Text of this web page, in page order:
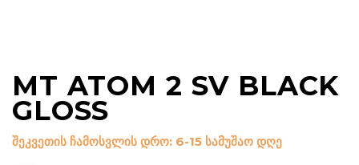
MT ATOM 2 SV BLACK
GLOSS
შეკვეთის ჩამოსვლის დრო: 6-15 სამუშაო დღე